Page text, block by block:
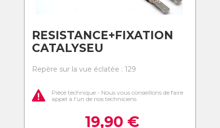
RESISTANCE+FIXATION
CATALYSEU
Repère sur la vue éclatée : 129
Pièce technique - Nous vous conseillons de faire
appel à l'un de nos techniciens
19,90 €